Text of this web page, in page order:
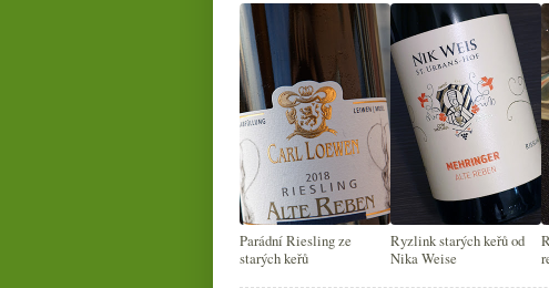
Parádní Riesling ze
starých keřů
Ryzlink starých keřů od
Nika Weise